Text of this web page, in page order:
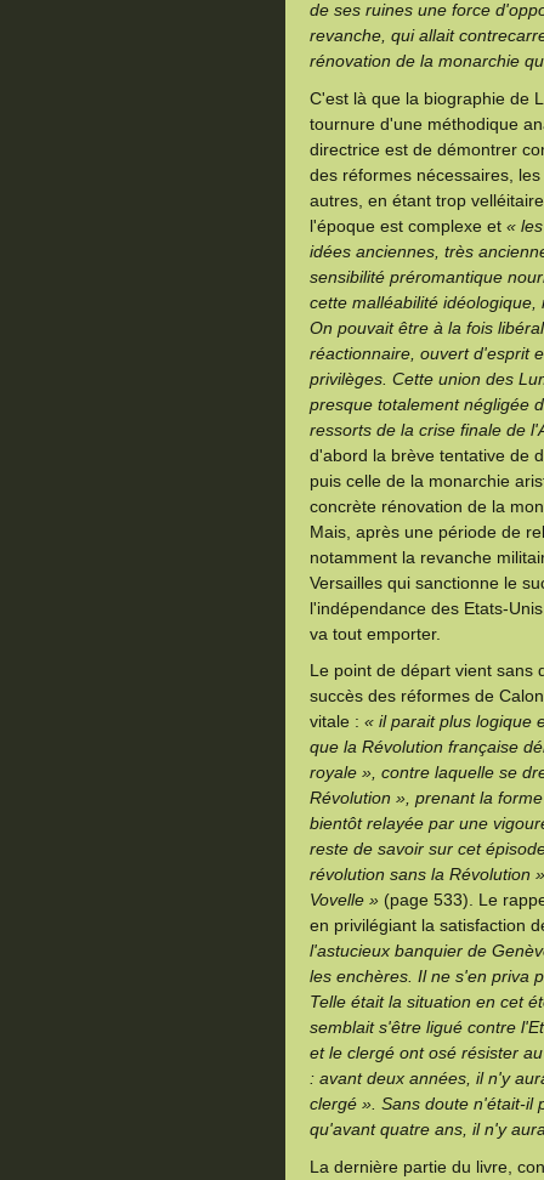
de ses ruines une force
revanche, qui allait
rénovation de la monarchie
C'est là que la biographie de
tournure d'une méthodique
directrice est de démontrer
des réformes nécessaires,
autres, en étant trop
l'époque est complexe et «
idées anciennes, très
sensibilité préromantique
cette malléabilité
On pouvait être à la fois
réactionnaire, ouvert d'esprit
privilèges. Cette union des
presque totalement négligée
ressorts de la crise finale de
d'abord la brève tentative de
puis celle de la monarchie
concrète rénovation de la
Mais, après une période de
notamment la revanche
Versailles qui sanctionne le
l'indépendance des Etats-
va tout emporter.
Le point de départ vient sans
succès des réformes de
vitale : « il parait plus logique
que la Révolution française
royale », contre laquelle se
Révolution », prenant la
bientôt relayée par une
reste de savoir sur cet
révolution sans la Révolution
Vovelle » (page 533). Le
en privilégiant la satisfaction
l'astucieux banquier de
les enchères. Il ne s'en priva
Telle était la situation en cet
semblait s'être ligué contre
et le clergé ont osé résister
: avant deux années, il n'y
clergé ». Sans doute n'était-il
qu'avant quatre ans, il n'y
La dernière partie du livre,